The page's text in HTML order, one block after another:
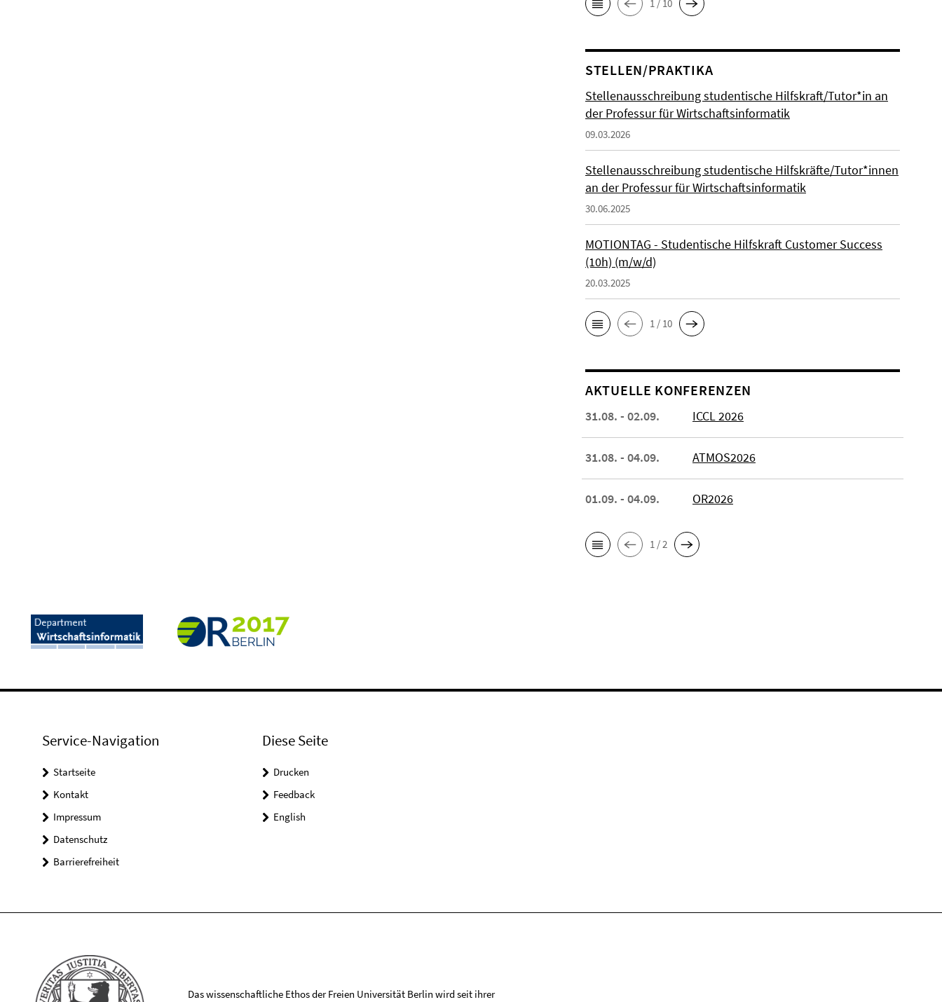
1 / 10
STELLEN/PRAKTIKA
Stellenausschreibung studentische Hilfskraft/Tutor*in an
der Professur für Wirtschaftsinformatik
09.03.2026
Stellenausschreibung studentische Hilfskräfte/Tutor*innen
an der Professur für Wirtschaftsinformatik
30.06.2025
MOTIONTAG - Studentische Hilfskraft Customer Success
(10h) (m/w/d)
20.03.2025
1 / 10
AKTUELLE KONFERENZEN
31.08. - 02.09. ICCL 2026
31.08. - 04.09. ATMOS2026
01.09. - 04.09. OR2026
1 / 2
Service-Navigation
Startseite
Kontakt
Impressum
Datenschutz
Barrierefreiheit
Diese Seite
Drucken
Feedback
English
Das wissenschaftliche Ethos der Freien Universität Berlin wird seit ihrer